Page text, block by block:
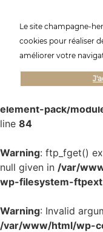
Le site champagne-
cookies pour réaliser
améliorer votre
Warning: ftp_fget()
null given in/var/
wp-filesystem-
: Invalid
element-pack/
line 84
Warning: ftp_fget()
null given in /var/
wp-filesystem-
Warning: Invalid
/var/www/html/wp-